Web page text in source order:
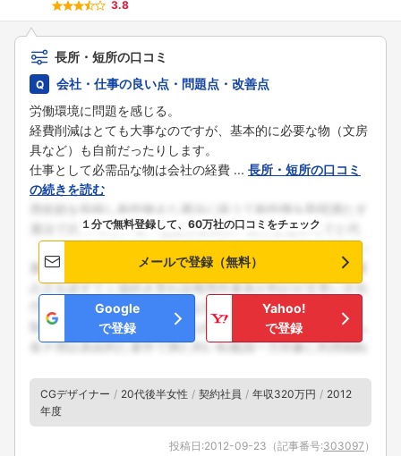
3.8
長所・短所の口コミ
会社・仕事の良い点・問題点・改善点
労働環境に問題を感じる。
経費削減はとても大事なのですが、基本的に必要な物（文房
具など）も自前だったりします。
仕事として必需品な物は会社の経費 ... 長所・短所の口コミ
の続きを読む
１分で無料登録して、60万社の口コミをチェック
メールで登録（無料）
Google
で登録
Yahoo!
で登録
CGデザイナー 20代後半女性 契約社員 年収320万円
2012
年度
投稿日:2012-09-23 （記事番号:303097 ）